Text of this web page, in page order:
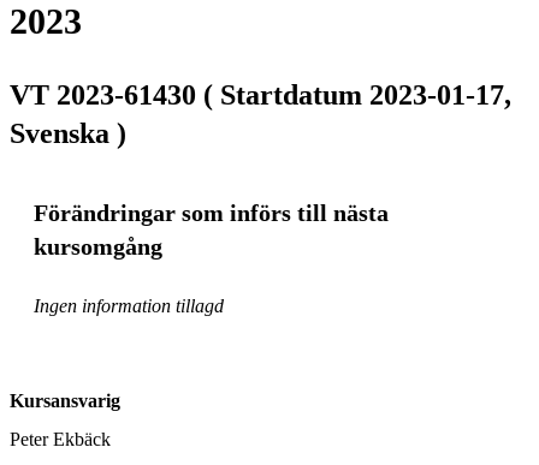
2023
VT 2023-61430 ( Startdatum 2023-01-17,
Svenska )
Förändringar som införs till nästa
kursomgång
Ingen information tillagd
Kursansvarig
Peter Ekbäck